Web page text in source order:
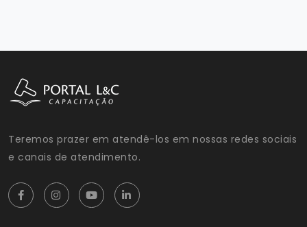
Teremos prazer em atendê-los em nossas redes sociais
e canais de atendimento.